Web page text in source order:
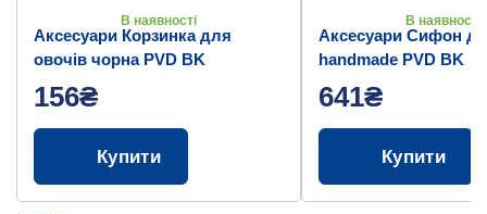
В наявності
Аксесуари Корзинка для
овочів чорна PVD BK
156₴
Купити
В наявності
Аксесуари Сифон
handmade PVD BK
641₴
Купити